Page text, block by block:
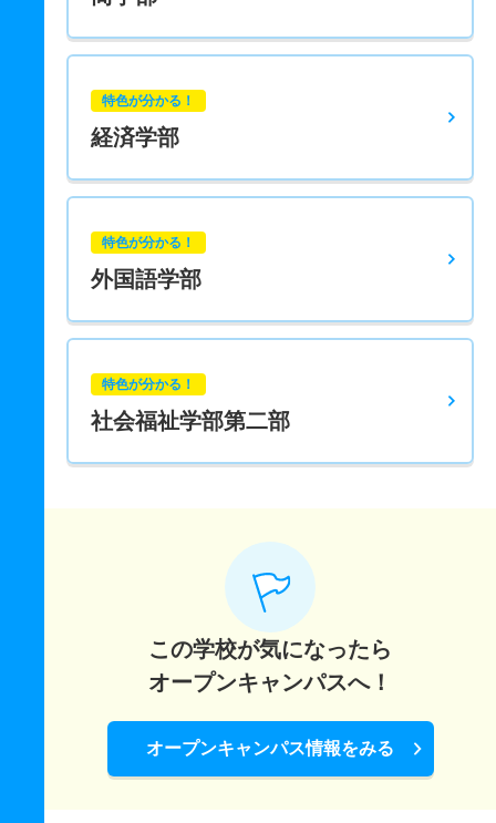
特色が分かる！
経済学部
特色が分かる！
外国語学部
特色が分かる！
社会福祉学部第二部
この学校が気になったら
オープンキャンパスへ！
オープンキャンパス情報をみる